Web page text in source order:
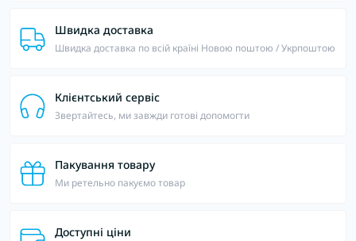
Швидка доставка
Швидка доставка по всій країні Новою поштою / Укрпоштою
Клієнтський сервіс
Звертайтесь, ми завжди готові допомогти
Пакування товару
Ми ретельно пакуємо товар
Доступні ціни